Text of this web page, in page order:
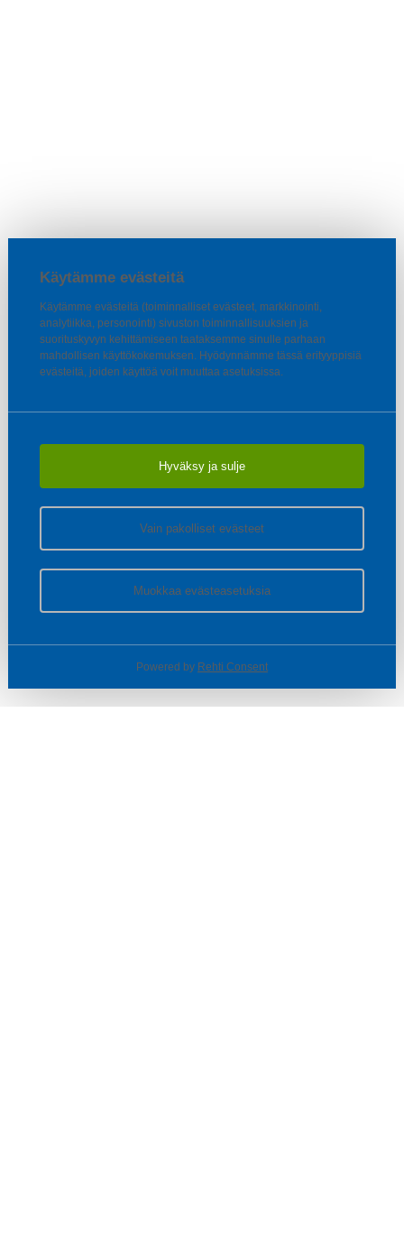
Käytämme evästeitä
Käytämme evästeitä (toiminnalliset evästeet, markkinointi,
analytiikka, personointi) sivuston toiminnallisuuksien ja
suorituskyvyn kehittämiseen taataksemme sinulle parhaan
mahdollisen käyttökokemuksen. Hyödynnämme tässä erityyppisiä
evästeitä, joiden käyttöä voit muuttaa asetuksissa.
Hyväksy ja sulje
Vain pakolliset evästeet
Muokkaa evästeasetuksia
Powered by Rehti Consent